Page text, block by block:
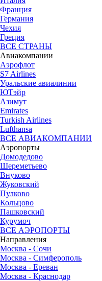
Франция
Германия
Чехия
Греция
ВСЕ СТРАНЫ
Авиакомпании
Аэрофлот
S7 Airlines
Уральские авиалинии
ЮТэйр
Азимут
Emirates
Turkish Airlines
Lufthansa
ВСЕ АВИАКОМПАНИИ
Аэропорты
Домодедово
Шереметьево
Внуково
Жуковский
Пулково
Кольцово
Пашковский
Курумоч
ВСЕ АЭРОПОРТЫ
Направления
Москва - Сочи
Москва - Симферополь
Москва - Ереван
Москва - Краснодар